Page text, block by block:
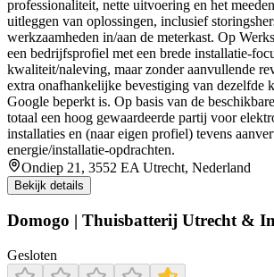
professionaliteit, nette uitvoering en het
uitleggen van oplossingen, inclusief
werkzaamheden in/aan de meterkast. Op
een bedrijfsprofiel met een brede installatie-
kwaliteit/naleving, maar zonder aanvullende
extra onafhankelijke bevestiging van dezelfde
Google beperkt is. Op basis van de
totaal een hoog gewaardeerde partij voor
installaties en (naar eigen profiel) tevens
energie/installatie-opdrachten.
Ondiep 21, 3552 EA Utrecht, Nederland
Bekijk details
Domogo | Thuisbatterij Utrecht &
Gesloten